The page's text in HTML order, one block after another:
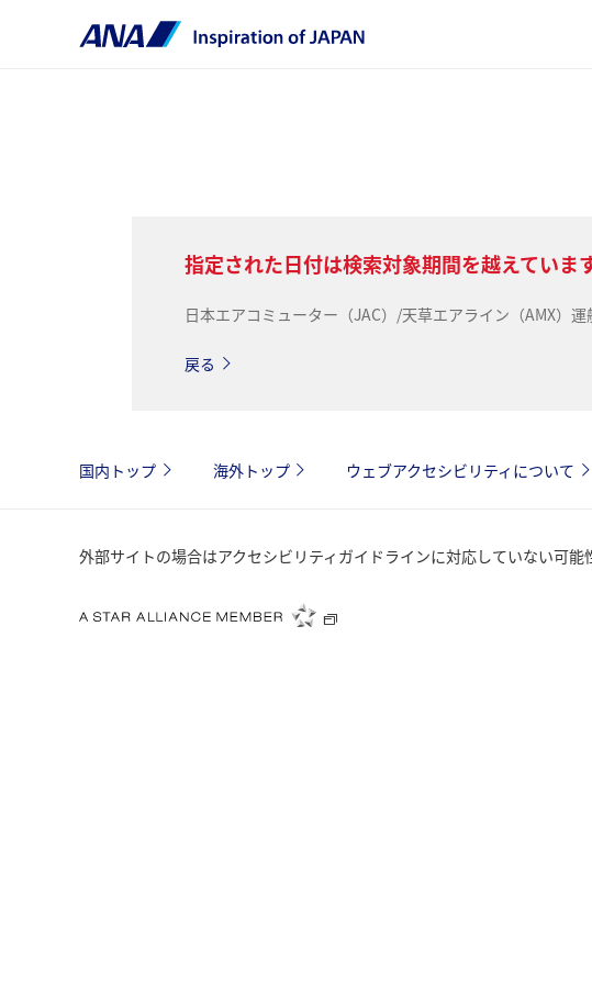
指定された日付は検索対象期間を越えています
日本エアコミューター（JAC）/天草エアライン（AMX）
戻る
国内トップ 海外トップ ウェブアクセシビリティについて
外部サイトの場合はアクセシビリティガイドラインに対応していない可能